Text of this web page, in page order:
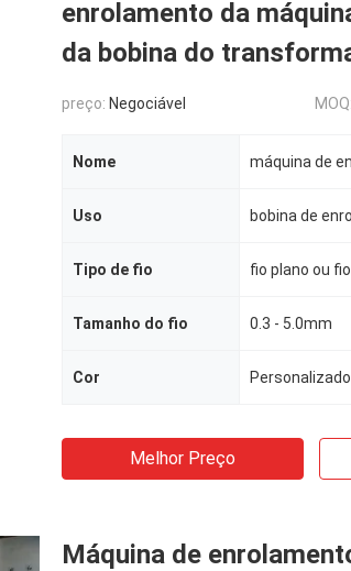
enrolamento da
da bobina do
preço: Negociável MOQ:
Nome
Uso bobina de
Tipo de fio fio plano ou
Tamanho do fio 0.3 - 5.0mm
Cor Personalizado
Melhor Preço
Máquina de